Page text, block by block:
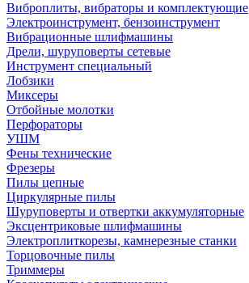
Виброплиты, вибраторы и комплектующие
Электроинструмент, бензоинструмент
Вибрационные шлифмашины
Дрели, шуруповерты сетевые
Инструмент специальный
Лобзики
Миксеры
Отбойные молотки
Перфораторы
УШМ
Фены технические
Фрезеры
Пилы цепные
Циркулярные пилы
Шуруповерты и отвертки аккумуляторные
Эксцентриковые шлифмашины
Электроплиткорезы, камнерезные станки
Торцовочные пилы
Триммеры